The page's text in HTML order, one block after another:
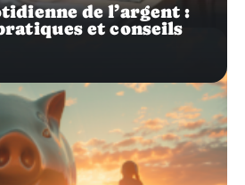
de l’argent :
et conseils